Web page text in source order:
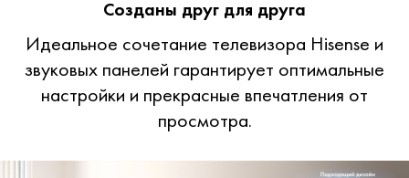
Созданы друг для друга
Идеальное сочетание телевизора Hisense и
звуковых панелей гарантирует оптимальные
настройки и прекрасные впечатления от
просмотра.